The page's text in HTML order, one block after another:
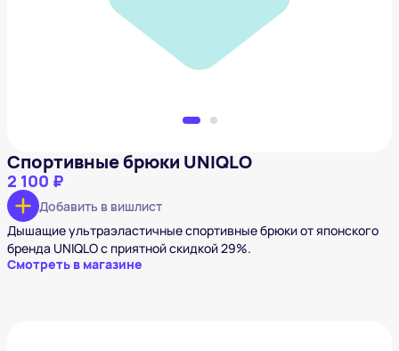
Спортивные брюки UNIQLO
2 100 ₽
Добавить в вишлист
Дышащие ультраэластичные спортивные брюки от японского
бренда UNIQLO с приятной скидкой 29%.
Смотреть в магазине